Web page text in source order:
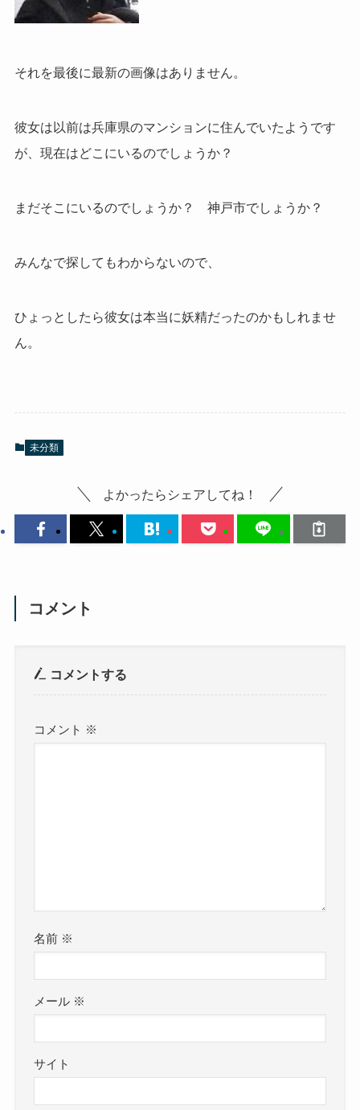
それを最後に最新の画像はありません。
彼女は以前は兵庫県のマンションに住んでいたようです
が、現在はどこにいるのでしょうか？
まだそこにいるのでしょうか？ 神戸市でしょうか？
みんなで探してもわからないので、
ひょっとしたら彼女は本当に妖精だったのかもしれませ
ん。
未分類
よかったらシェアしてね！
コメント
コメントする
コメント ※
名前 ※
メール ※
サイト